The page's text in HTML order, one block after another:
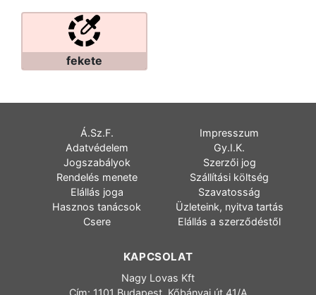
fekete
Á.Sz.F.
Impresszum
Adatvédelem
Gy.I.K.
Jogszabályok
Szerzői jog
Rendelés menete
Szállítási költség
Elállás joga
Szavatosság
Hasznos tanácsok
Üzleteink, nyitva tartás
Csere
Elállás a szerződéstől
KAPCSOLAT
Nagy Lovas Kft
Cím: 1101 Budapest, Kőbányai út 41/A